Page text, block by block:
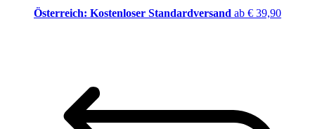
Österreich: Kostenloser Standardversand ab € 39,90